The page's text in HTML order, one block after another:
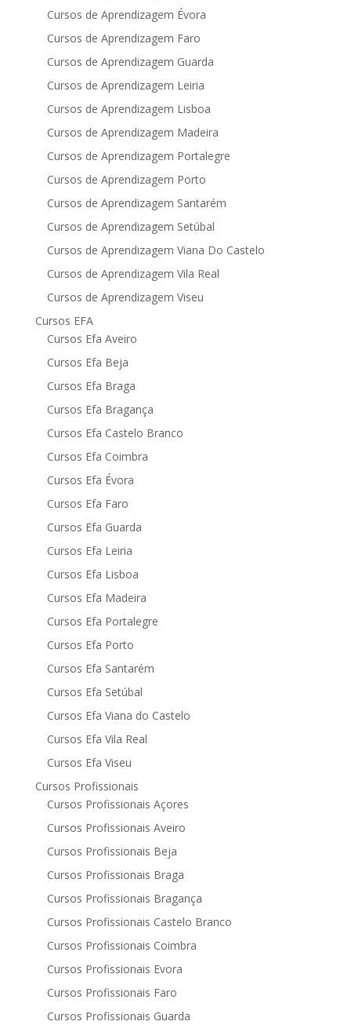
Cursos de Aprendizagem Évora
Cursos de Aprendizagem Faro
Cursos de Aprendizagem Guarda
Cursos de Aprendizagem Leiria
Cursos de Aprendizagem Lisboa
Cursos de Aprendizagem Madeira
Cursos de Aprendizagem Portalegre
Cursos de Aprendizagem Porto
Cursos de Aprendizagem Santarém
Cursos de Aprendizagem Setúbal
Cursos de Aprendizagem Viana Do Castelo
Cursos de Aprendizagem Vila Real
Cursos de Aprendizagem Viseu
Cursos EFA
Cursos Efa Aveiro
Cursos Efa Beja
Cursos Efa Braga
Cursos Efa Bragança
Cursos Efa Castelo Branco
Cursos Efa Coimbra
Cursos Efa Évora
Cursos Efa Faro
Cursos Efa Guarda
Cursos Efa Leiria
Cursos Efa Lisboa
Cursos Efa Madeira
Cursos Efa Portalegre
Cursos Efa Porto
Cursos Efa Santarém
Cursos Efa Setúbal
Cursos Efa Viana do Castelo
Cursos Efa Vila Real
Cursos Efa Viseu
Cursos Profissionais
Cursos Profissionais Açores
Cursos Profissionais Aveiro
Cursos Profissionais Beja
Cursos Profissionais Braga
Cursos Profissionais Bragança
Cursos Profissionais Castelo Branco
Cursos Profissionais Coimbra
Cursos Profissionais Evora
Cursos Profissionais Faro
Cursos Profissionais Guarda